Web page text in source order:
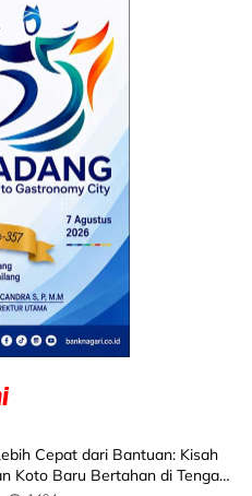
Cepat dari Bantuan: Kisah
Koto Baru Bertahan di Tengah